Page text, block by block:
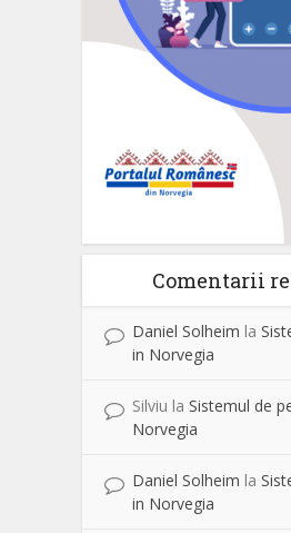
Comentarii
Daniel Solheim la
in Norvegia
Silviu la Sistemul de
Norvegia
Daniel Solheim la
in Norvegia